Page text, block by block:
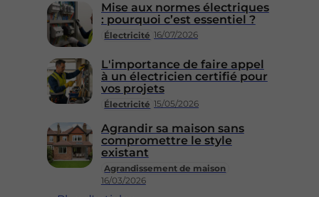
Électricité 16/07/2026
Mise aux normes électriques
: pourquoi c’est essentiel ?
Électricité 15/05/2026
L'importance de faire appel
à un électricien certifié pour
vos projets
Agrandissement de maison
16/03/2026
Agrandir sa maison sans
compromettre le style
existant